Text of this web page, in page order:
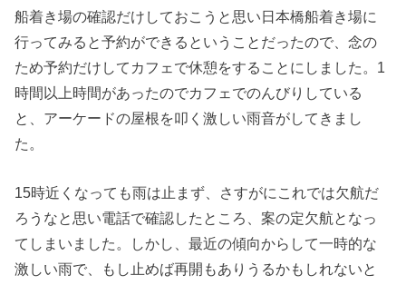
船着き場の確認だけしておこうと思い日本橋船着き場に
行ってみると予約ができるということだったので、念の
ため予約だけしてカフェで休憩をすることにしました。1
時間以上時間があったのでカフェでのんびりしている
と、アーケードの屋根を叩く激しい雨音がしてきまし
た。
15時近くなっても雨は止まず、さすがにこれでは欠航だ
ろうなと思い電話で確認したところ、案の定欠航となっ
てしまいました。しかし、最近の傾向からして一時的な
激しい雨で、もし止めば再開もありうるかもしれないと